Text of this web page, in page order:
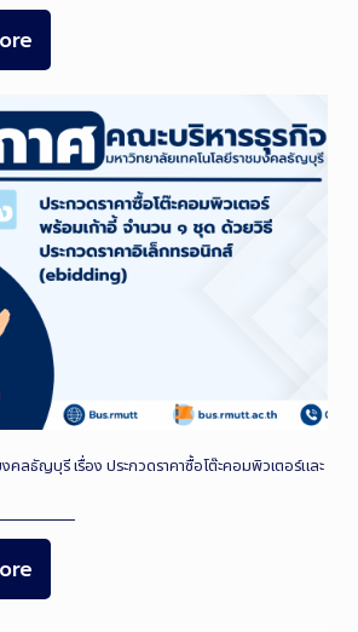
คลธัญบุรี เรื่อง ประกวดราคาซื้อโต๊ะคอมพิวเตอร์และ